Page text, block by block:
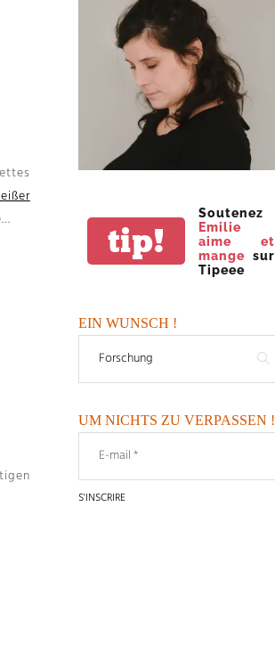
…
tip!
Soutenez
Emilie
aime et
mange sur
Tipeee
EIN WUNSCH !
UM NICHTS ZU VERPASSEN !